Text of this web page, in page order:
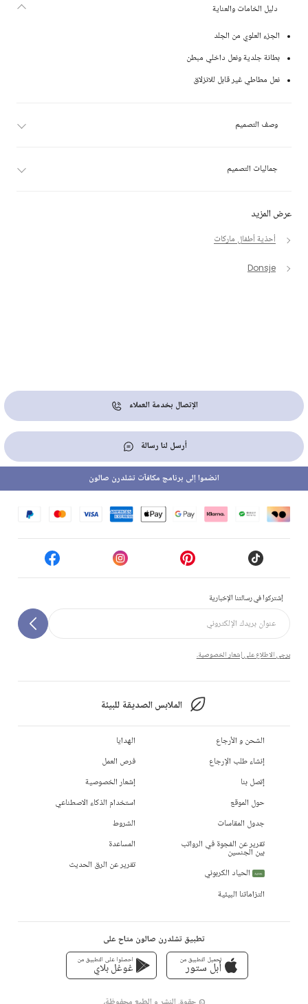
عرض المزيد
أحذية أطفال ماركات
Donsje
دليل الخامات والعناية
الجزء العلوي من الجلد
بطانة جلدية ونعل داخلي مبطن
نعل مطاطي غير قابل للانزلاق
وصف التصميم
جماليات التصميم
الإتصال بخدمة العملاء
أرسل لنا رسالة
إشتركوا في رسالتنا الإخبارية
يرجى الاطلاع على إشعار الخصوصية.
الملابس الصديقة للبيئة
انضموا إلى برنامج مكافآت تشلدرن صالون
الشحن و الأرجاع
إنشاء طلب الإرجاع
إتصل بنا
حول الموقع
جدول المقاسات
تقرير عن الفجوة في الرواتب
بين الجنسين
جديد
الحياد الكربوني
التزاماتنا البيئية
الهدايا
فرص العمل
إشعار الخصوصية
استخدام الذكاء الاصطناعي
الشروط
المساعدة
تقرير عن الرق الحديث
تطبيق تشلدرن صالون متاح على
تحميل التطبيق من
أبل ستور
احصلوا على التطبيق من
غوغل بلاي